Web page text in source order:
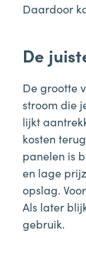
Daardoor
De
De grootte
stroom die
lijkt
kosten
panelen is
en lage
opslag.
Als later
gebruik.